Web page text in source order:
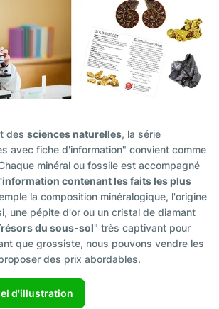
des sciences naturelles, la série
avec fiche d'information" convient comme
minéral ou fossile est accompagné
contenant les faits les plus
la composition minéralogique, l'origine
une pépite d'or ou un cristal de diamant
du sous-sol" très captivant pour
que grossiste, nous pouvons vendre les
des prix abordables.
d'illustration